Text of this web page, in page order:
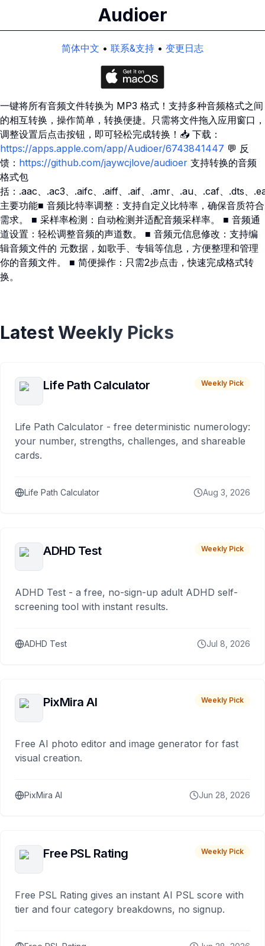
Audioer
简体中文 • 联系&支持 • 变更日志
一键将所有音频文件转换为 MP3 格式！支持多种音频格式之间
的相互转换，操作简单，转换便捷。只需将文件拖入应用窗口，
调整设置后点击按钮，即可轻松完成转换！📥 下载：
https://apps.apple.com/app/Audioer/6743841447 💬 反
馈： https://github.com/jaywcjlove/audioer 支持转换的音频
格式包
括：.aac、.ac3、.aifc、.aiff、.aif、.amr、.au、.caf、.dts
主要功能■ 音频比特率调整：支持自定义比特率，确保音质符合
需求。 ■ 采样率检测：自动检测并适配音频采样率。 ■ 音频通
道设置：轻松调整音频的声道数。 ■ 音频元信息修改：支持编
辑音频文件的 元数据，如歌手、专辑等信息，方便整理和管理
你的音频文件。 ■ 简便操作：只需2步点击，快速完成格式转
换。
Latest Weekly Picks
Life Path Calculator Weekly Pick
Life Path Calculator - free deterministic numerology:
your number, strengths, challenges, and shareable
cards.
Life Path Calculator Aug 3, 2026
ADHD Test Weekly Pick
ADHD Test - a free, no-sign-up adult ADHD self-
screening tool with instant results.
ADHD Test Jul 8, 2026
PixMira AI Weekly Pick
Free AI photo editor and image generator for fast
visual creation.
PixMira AI Jun 28, 2026
Free PSL Rating Weekly Pick
Free PSL Rating gives an instant AI PSL score with
tier and four category breakdowns, no signup.